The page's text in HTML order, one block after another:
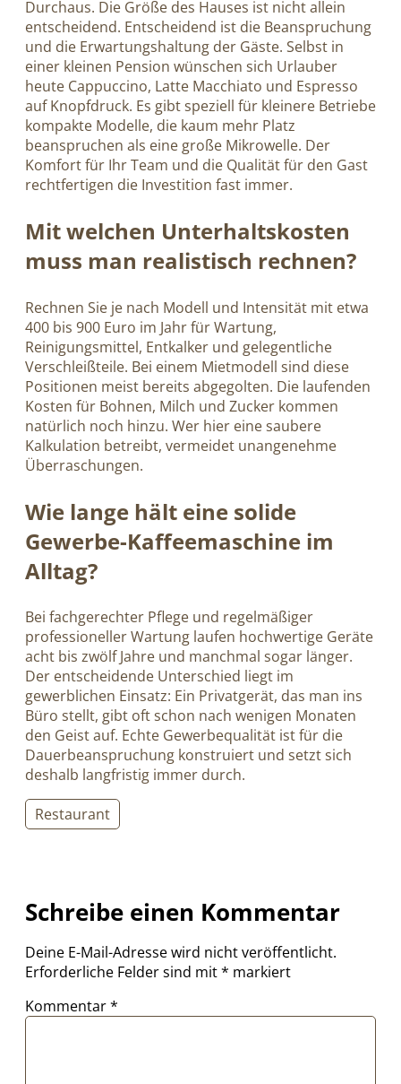
Durchaus. Die Größe des Hauses ist nicht allein
entscheidend. Entscheidend ist die Beanspruchung
und die Erwartungshaltung der Gäste. Selbst in
einer kleinen Pension wünschen sich Urlauber
heute Cappuccino, Latte Macchiato und Espresso
auf Knopfdruck. Es gibt speziell für kleinere Betriebe
kompakte Modelle, die kaum mehr Platz
beanspruchen als eine große Mikrowelle. Der
Komfort für Ihr Team und die Qualität für den Gast
rechtfertigen die Investition fast immer.
Mit welchen Unterhaltskosten
muss man realistisch rechnen?
Rechnen Sie je nach Modell und Intensität mit etwa
400 bis 900 Euro im Jahr für Wartung,
Reinigungsmittel, Entkalker und gelegentliche
Verschleißteile. Bei einem Mietmodell sind diese
Positionen meist bereits abgegolten. Die laufenden
Kosten für Bohnen, Milch und Zucker kommen
natürlich noch hinzu. Wer hier eine saubere
Kalkulation betreibt, vermeidet unangenehme
Überraschungen.
Wie lange hält eine solide
Gewerbe-Kaffeemaschine im
Alltag?
Bei fachgerechter Pflege und regelmäßiger
professioneller Wartung laufen hochwertige Geräte
acht bis zwölf Jahre und manchmal sogar länger.
Der entscheidende Unterschied liegt im
gewerblichen Einsatz: Ein Privatgerät, das man ins
Büro stellt, gibt oft schon nach wenigen Monaten
den Geist auf. Echte Gewerbequalität ist für die
Dauerbeanspruchung konstruiert und setzt sich
deshalb langfristig immer durch.
Restaurant
Schreibe einen Kommentar
Deine E-Mail-Adresse wird nicht veröffentlicht.
Erforderliche Felder sind mit* markiert
Kommentar*